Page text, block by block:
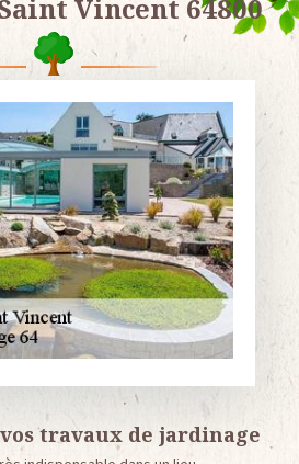
Vincent 64800
travaux de jardinage